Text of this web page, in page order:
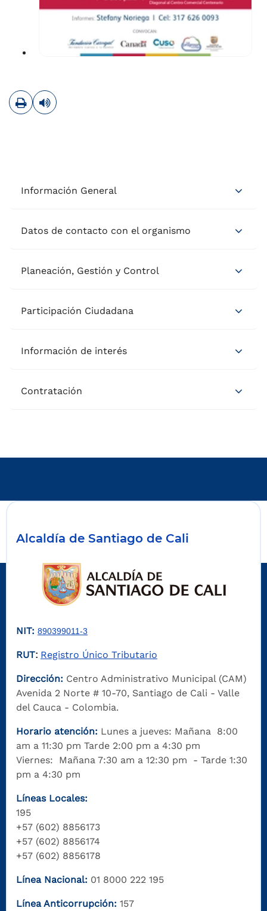
ImprimirLeer contenido
Información General
Datos de contacto con el organismo
Planeación, Gestión y Control
Participación Ciudadana
Información de interés
Contratación
Alcaldía de Santiago de Cali
NIT: 890399011-3
RUT: Registro Único Tributario
Dirección: Centro Administrativo Municipal (CAM)
Avenida 2 Norte # 10-70, Santiago de Cali - Valle
del Cauca - Colombia.
Horario atención: Lunes a jueves: Mañana 8:00
am a 11:30 pm Tarde 2:00 pm a 4:30 pm
Viernes: Mañana 7:30 am a 12:30 pm - Tarde 1:30
pm a 4:30 pm
Líneas Locales:
195
+57 (602) 8856173
+57 (602) 8856174
+57 (602) 8856178
Línea Nacional: 01 8000 222 195
Línea Anticorrupción: 157